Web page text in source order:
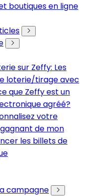
boutiques en ligne
sur Zeffy: Les
loterie/tirage avec
que Zeffy est un
agréé?
votre
de mon
les billets de
campagne